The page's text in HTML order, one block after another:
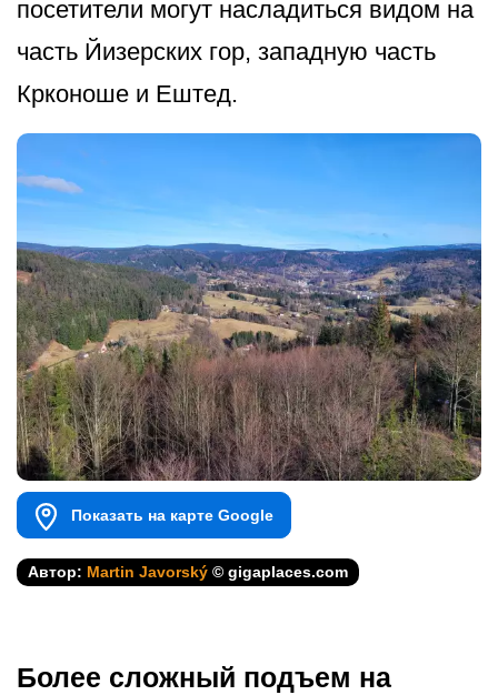
посетители могут насладиться видом на
часть Йизерских гор, западную часть
Крконоше и Ештед.
Показать на карте Google
Автор: Martin Javorský © gigaplaces.com
Более сложный подъем на